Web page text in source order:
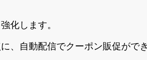
化します。
、自動配信でクーポン販促がで